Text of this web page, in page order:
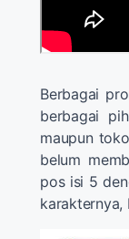
Berbagai
berbagai
maupun toko
belum
pos isi 5
karakternya,